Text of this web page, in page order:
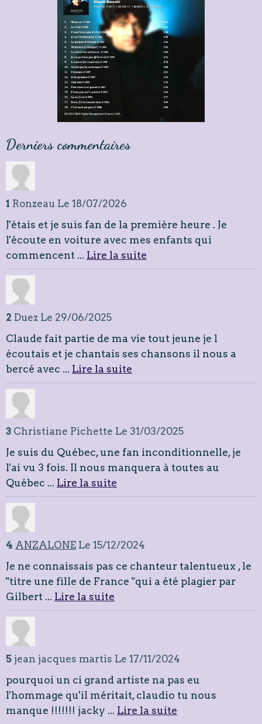
Derniers commentaires
1 Ronzeau Le 18/07/2026
J'étais et je suis fan de la première heure . Je
l'écoute en voiture avec mes enfants qui
commencent ... Lire la suite
2 Duez Le 29/06/2025
Claude fait partie de ma vie tout jeune je l
écoutais et je chantais ses chansons il nous a
bercé avec ... Lire la suite
3 Christiane Pichette Le 31/03/2025
Je suis du Québec, une fan inconditionnelle, je
l'ai vu 3 fois. Il nous manquera à toutes au
Québec ... Lire la suite
4 ANZALONE Le 15/12/2024
Je ne connaissais pas ce chanteur talentueux , le
"titre une fille de France "qui a été plagier par
Gilbert ... Lire la suite
5 jean jacques martis Le 17/11/2024
pourquoi un ci grand artiste na pas eu
l'hommage qu'il méritait, claudio tu nous
manque !!!!!!! jacky ... Lire la suite